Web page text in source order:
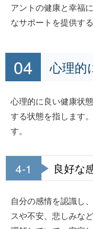
アントの健康と幸福
なサポートを提供す
心理的
心理的に良い健康状
する状態を指します
す。
4-1 良好な
自分の感情を認識し
スや不安、悲しみな